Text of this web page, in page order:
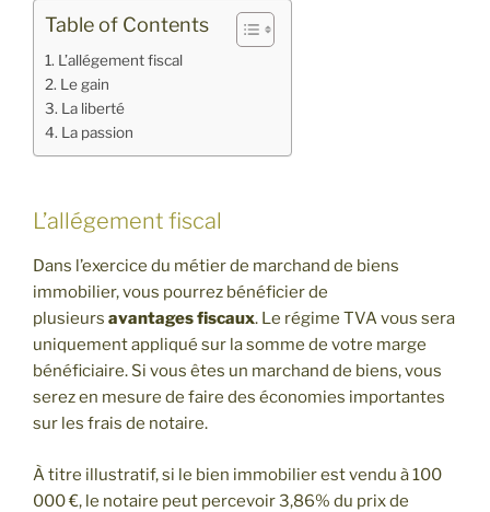
Table of Contents
L’allégement fiscal
Le gain
La liberté
La passion
L’allégement fiscal
Dans l’exercice du métier de marchand de biens
immobilier, vous pourrez bénéficier de
plusieurs avantages fiscaux. Le régime TVA vous sera
uniquement appliqué sur la somme de votre marge
bénéficiaire. Si vous êtes un marchand de biens, vous
serez en mesure de faire des économies importantes
sur les frais de notaire.
À titre illustratif, si le bien immobilier est vendu à 100
000 €, le notaire peut percevoir 3,86% du prix de